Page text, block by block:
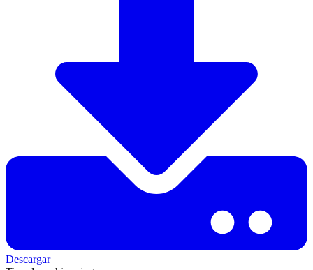
Descargar